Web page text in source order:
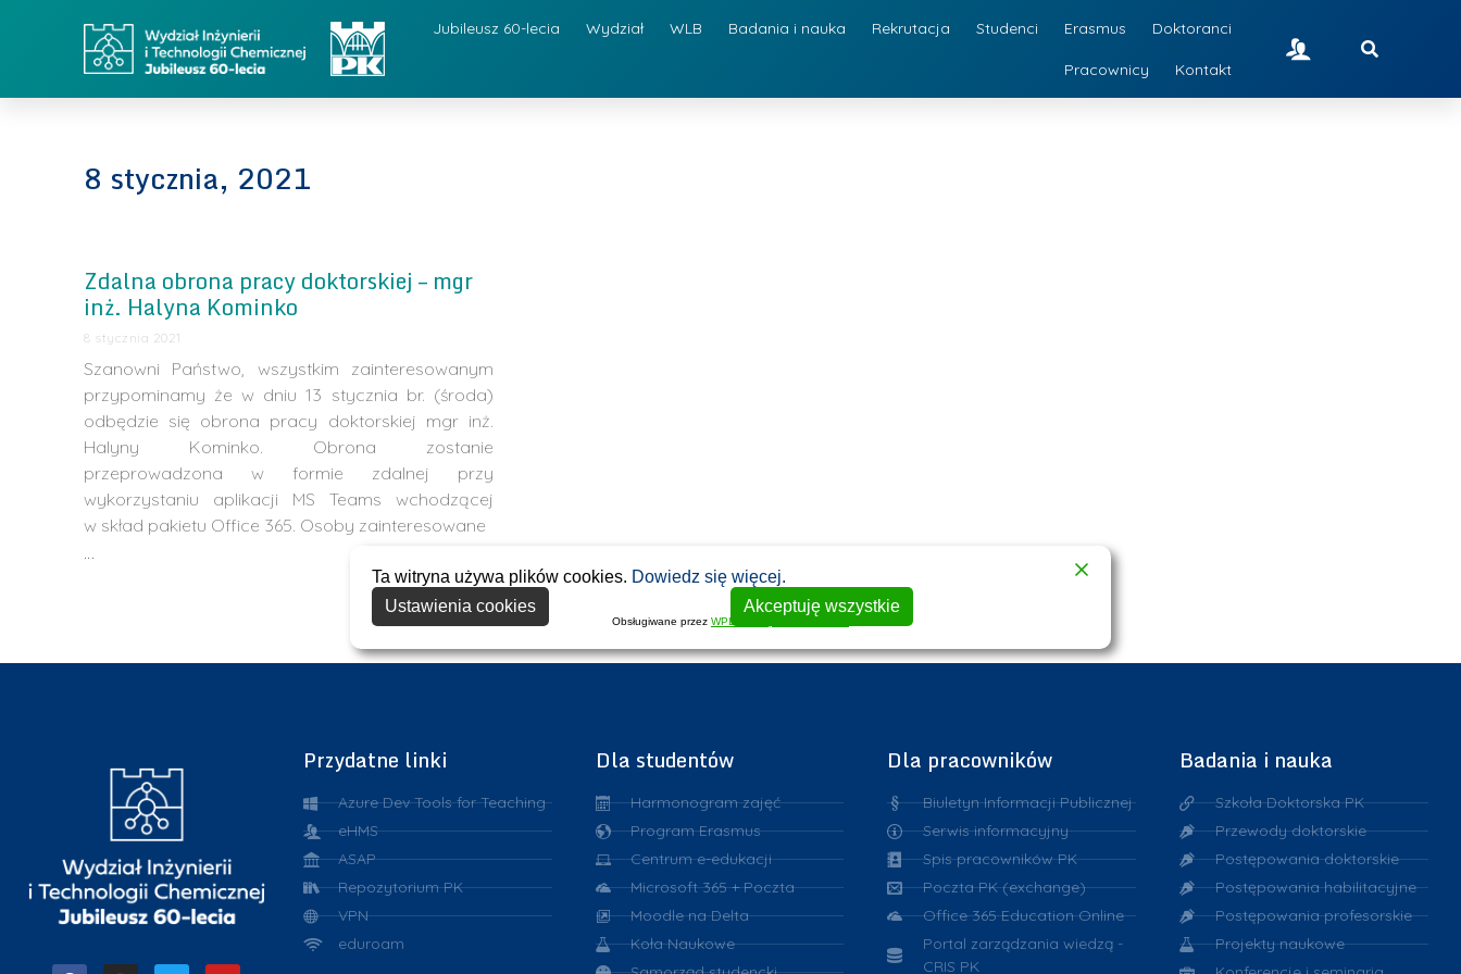
Jubileusz 60-lecia Wydział WLB Badania i nauka Rekrutacja Studenci Erasmus Doktoranci
Pracownicy Kontakt
8 stycznia, 2021
Zdalna obrona pracy doktorskiej – mgr
inż. Halyna Kominko
8 stycznia 2021
Szanowni Państwo, wszystkim zainteresowanym
przypominamy że w dniu 13 stycznia br. (środa)
odbędzie się obrona pracy doktorskiej mgr inż.
Halyny Kominko. Obrona zostanie
przeprowadzona w formie zdalnej przy
wykorzystaniu aplikacji MS Teams wchodzącej
w skład pakietu Office 365. Osoby zainteresowane
Przydatne linki
Azure Dev Tools for Teaching
eHMS
ASAP
Repozytorium PK
VPN
eduroam
Dla studentów
Harmonogram zajęć
Program Erasmus
Centrum e-edukacji
Microsoft 365 + Poczta
Moodle na Delta
Koła Naukowe
Dla pracowników
Biuletyn Informacji Publicznej
Serwis informacyjny
Spis pracowników PK
Poczta PK (exchange)
Office 365 Education Online
Portal zarządzania wiedzą -
CRIS PK
Badania i nauka
Szkoła Doktorska PK
Przewody doktorskie
Postępowania doktorskie
Postępowania habilitacyjne
Postępowania profesorskie
Projekty naukowe
Ta witryna używa plików cookies. Dowiedz się więcej.
Ustawienia cookies
Akceptuję wszystkie
Obsługiwane przez WPLP Compliance Platform